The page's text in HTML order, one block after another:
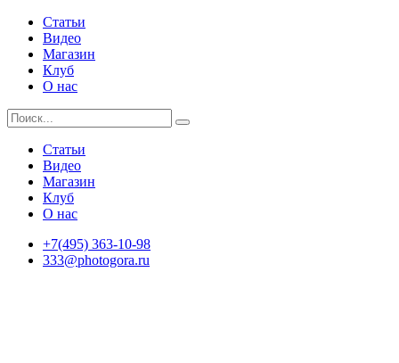
Статьи
Видео
Магазин
Клуб
О нас
Статьи
Видео
Магазин
Клуб
О нас
+7(495) 363-10-98
333@photogora.ru